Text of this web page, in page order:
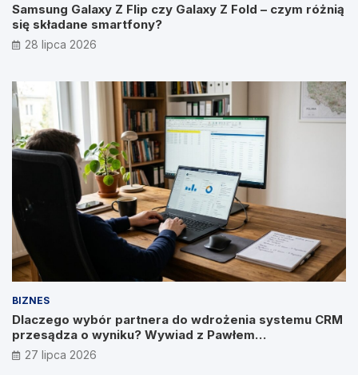
Samsung Galaxy Z Flip czy Galaxy Z Fold – czym różnią
się składane smartfony?
28 lipca 2026
BIZNES
Dlaczego wybór partnera do wdrożenia systemu CRM
przesądza o wyniku? Wywiad z Pawłem
Prymakowskim, CEO IT Vision
27 lipca 2026